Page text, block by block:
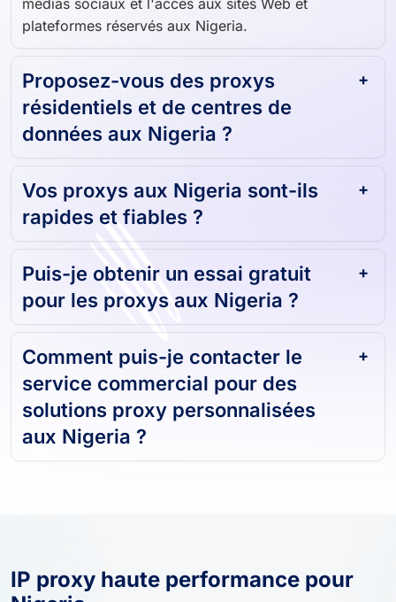
médias sociaux et l'accès aux sites Web et
plateformes réservés aux Nigeria.
Proposez-vous des proxys
résidentiels et de centres de
données aux Nigeria ?
Vos proxys aux Nigeria sont-ils
rapides et fiables ?
Puis-je obtenir un essai gratuit
pour les proxys aux Nigeria ?
Comment puis-je contacter le
service commercial pour des
solutions proxy personnalisées
aux Nigeria ?
IP proxy haute performance pour